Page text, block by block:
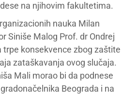
na njihovim fakultetima.
nauka Milan
Siniše Malog Prof. dr Ondrej
trpe konsekvence zbog zaštite
zataškavanja ovog slučaja.
Mali morao bi da podnese
Beograda i na